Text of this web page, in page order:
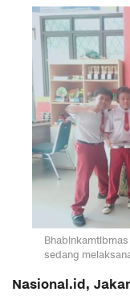
sedang
Nasional.id,